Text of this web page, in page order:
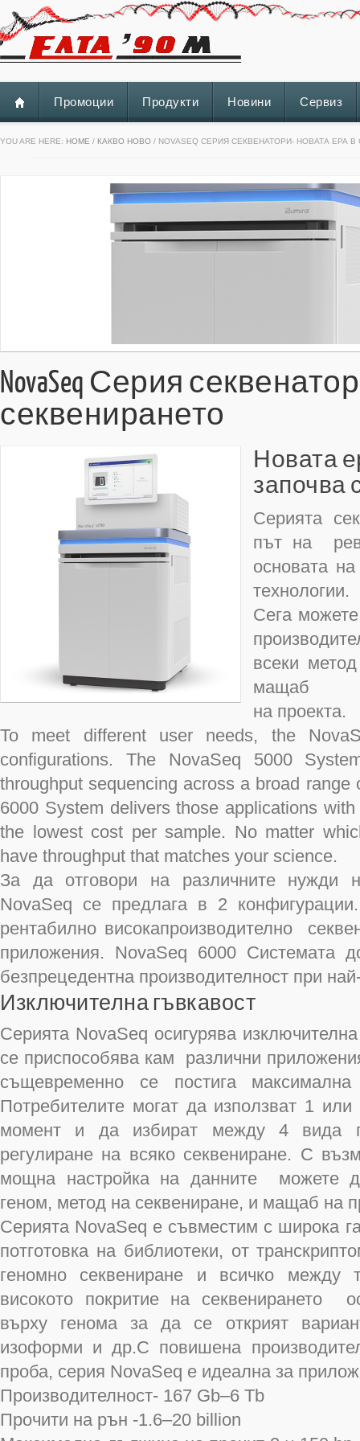
Промоции Продукти Новини Сервиз
YOU ARE HERE: HOME / КАКВО НОВО / NOVASEQ СЕРИЯ СЕКВЕНАТОРИ- НОВАТА ЕРА
NovaSeq Серия
секвенирането
Новата
започва
Серията
път на
основата
технологии.
Сега
всеки
мащаб
на проекта.
To meet different user needs, the
configurations. The NovaSeq 5000
throughput sequencing across a broad
6000 System delivers those applications
the lowest cost per sample. No matter
have throughput that matches your science.
За да отговори на различните нужди
NovaSeq се предлага в 2
рентабилно високапроизводително
приложения. NovaSeq 6000 Системата
безпрецедентна производителност при
Изключителна гъвкавост
Серията NovaSeq осигурява
се приспособява кам различни
същевременно се постига максимална
Потребителите могат да използват 1
момент и да избират между 4 вида
регулиране на всяко секвениране. С
мощна настройка на данните можете
геном, метод на секвениране, и мащаб на
Серията NovaSeq е съвместим с широка
потготовка на библиотеки, от
геномно секвениране и всичко между
високото покритие на секвенирането
върху генома за да се открият
изоформи и др.С повишена
проба, серия NovaSeq е идеална за
Производителност- 167 Gb–6 Tb
Прочити на рън -1.6–20 billion